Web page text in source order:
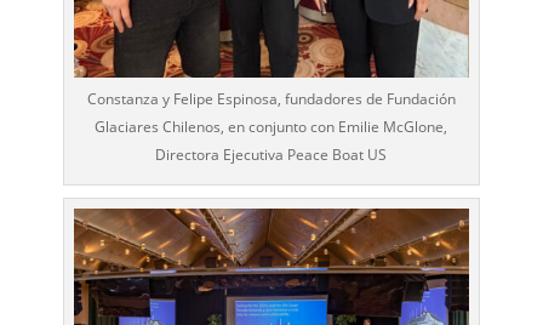
Constanza y Felipe Espinosa, fundadores de Fundación
Glaciares Chilenos, en conjunto con Emilie McGlone,
Directora Ejecutiva Peace Boat US